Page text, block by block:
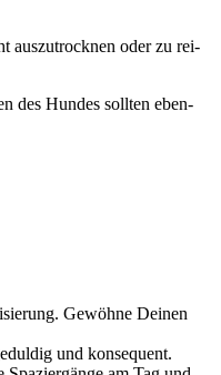
aus­zu­trock­nen oder zu rei­
des Hun­des soll­ten eben­
Gewöh­ne Dei­nen
und kon­se­quent.